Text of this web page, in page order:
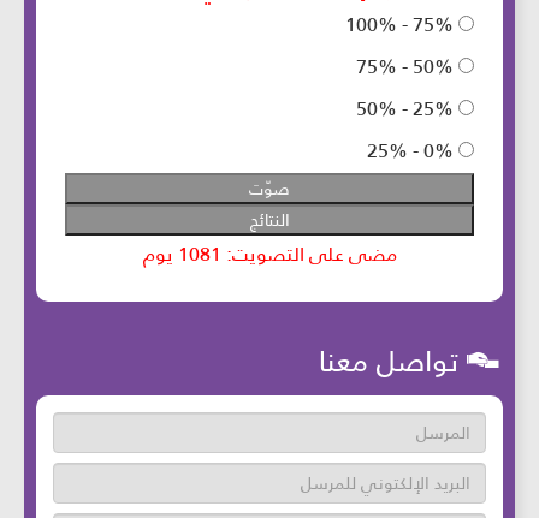
تواصل معنا